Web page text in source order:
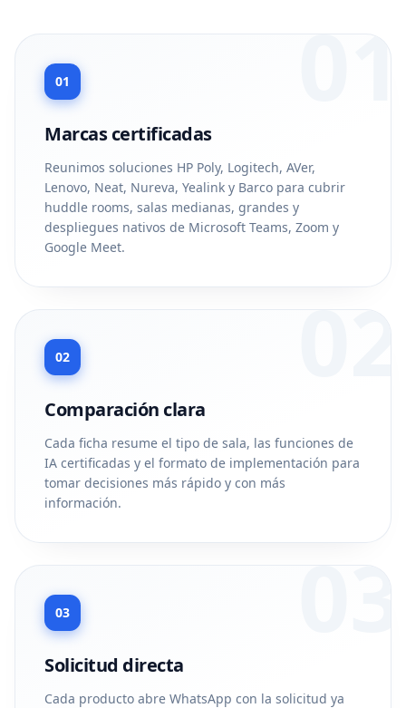
01
01
Marcas certificadas
Reunimos soluciones HP Poly, Logitech, AVer,
Lenovo, Neat, Nureva, Yealink y Barco para cubrir
huddle rooms, salas medianas, grandes y
despliegues nativos de Microsoft Teams, Zoom y
Google Meet.
02
02
Comparación clara
Cada ficha resume el tipo de sala, las funciones de
IA certificadas y el formato de implementación para
tomar decisiones más rápido y con más
información.
03
03
Solicitud directa
Cada producto abre WhatsApp con la solicitud ya